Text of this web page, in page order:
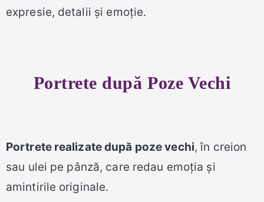
expresie, detalii și emoție.
Portrete după Poze Vechi
Portrete realizate după poze vechi, în creion
sau ulei pe pânză, care redau emoția și
amintirile originale.